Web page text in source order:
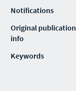
Notifications
Original publication
info
Keywords